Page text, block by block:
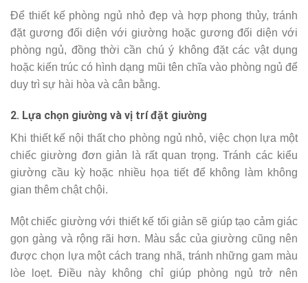
Để thiết kế phòng ngủ nhỏ đẹp và hợp phong thủy, tránh
đặt gương đối diện với giường hoặc gương đối diện với
phòng ngủ, đồng thời cần chú ý không đặt các vật dụng
hoặc kiến trúc có hình dạng mũi tên chĩa vào phòng ngủ để
duy trì sự hài hòa và cân bằng.
2. Lựa chọn giường và vị trí đặt giường
Khi thiết kế nội thất cho phòng ngủ nhỏ, việc chọn lựa một
chiếc giường đơn giản là rất quan trọng. Tránh các kiểu
giường cầu kỳ hoặc nhiều họa tiết để không làm không
gian thêm chật chội.
Một chiếc giường với thiết kế tối giản sẽ giúp tạo cảm giác
gọn gàng và rộng rãi hơn. Màu sắc của giường cũng nên
được chọn lựa một cách trang nhã, tránh những gam màu
lòe loẹt. Điều này không chỉ giúp phòng ngủ trở nên